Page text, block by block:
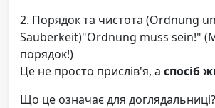
2. Порядок та чистота (Ordnung
Sauberkeit)"Ordnung muss sein!"
порядок!)
Це не просто прислів'я, а спосіб
Що це означає для доглядальниці?